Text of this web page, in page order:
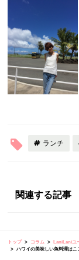
ランチ
関連する記事
トップ コラム
LaniLaniユ
ハワイの美味しい魚料理は